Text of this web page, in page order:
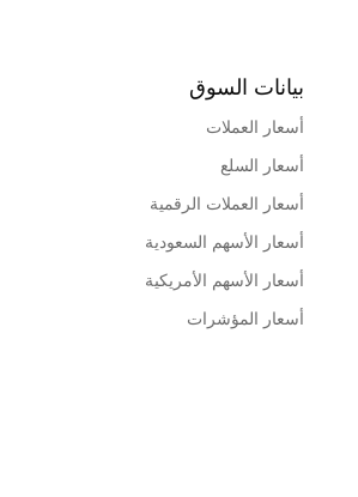
بيانات السوق
أسعار العملات
أسعار السلع
أسعار العملات الرقمية
أسعار الأسهم السعودية
أسعار الأسهم الأمريكية
أسعار المؤشرات